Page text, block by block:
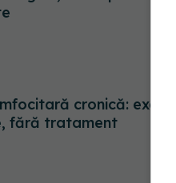
cronică:
fără tratament